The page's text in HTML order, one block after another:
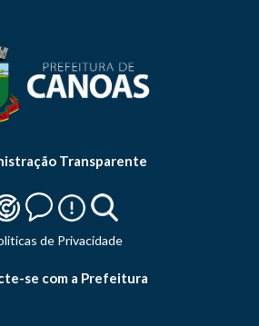
Transparente
de Privacidade
se com a Prefeitura